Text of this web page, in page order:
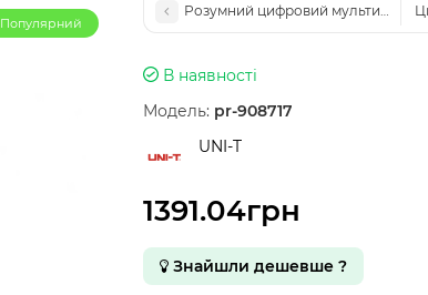
Популярний
Розумний цифровий мультиметр
В наявності
Модель: pr-908717
UNI-T
1391.04грн
Знайшли дешевше ?